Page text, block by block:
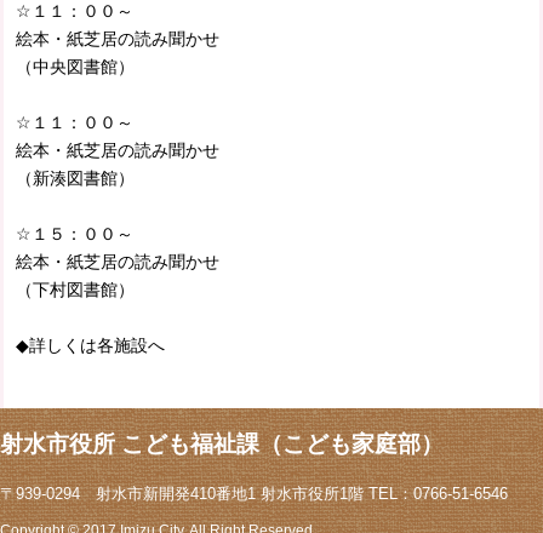
☆１１：００～
絵本・紙芝居の読み聞かせ
（中央図書館）
☆１１：００～
絵本・紙芝居の読み聞かせ
（新湊図書館）
☆１５：００～
絵本・紙芝居の読み聞かせ
（下村図書館）
◆詳しくは各施設へ
射水市役所 こども福祉課（こども家庭部）
〒939-0294 射水市新開発410番地1 射水市役所1階 TEL：0766-51-6546